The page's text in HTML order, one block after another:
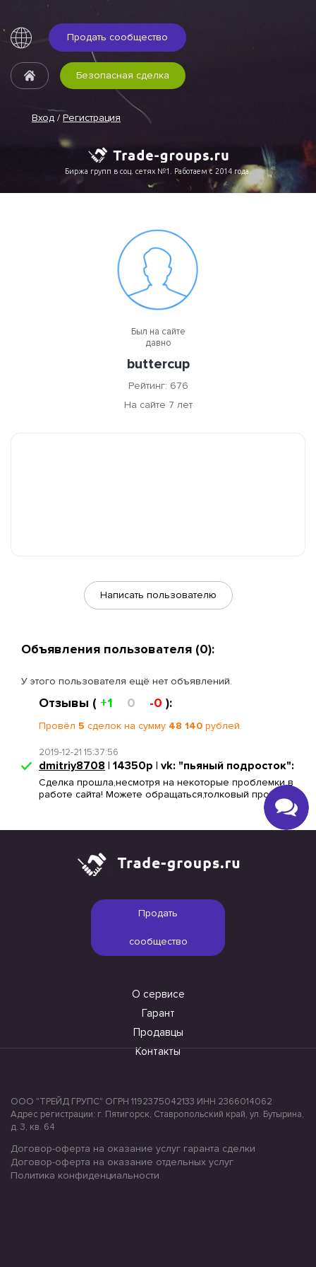
Продать сообщество
Вход / Регистрация
Безопасная сделка
Биржа групп в соц. сетях №1. Работаем с 2014 года.
Был на сайте
давно
buttercup
Рейтинг: 676
На сайте 7 лет
Написать пользователю
Объявления пользователя (0):
У этого пользователя ещё нет объявлений.
Отзывы ( +1 0 -0 ):
Провёл 5 сделок на сумму 48 140 рублей.
2019-12-21 15:37:56
dmitriy8708 | 14350р | vk: "пьяный подросток":
Сделка прошла,несмотря на некоторые проблемки в
работе сайта! Можете обращаться,толковый продавец)
Продать
сообщество
О сервисе
Гарант
Продавцы
Контакты
ООО "ТРЕЙД ГРУПС" ОГРН 1192375042133 ИНН 2366014062
Адрес регистрации: г. Пятигорск, Ставропольский край, ул. Бутырина,
д. 3, кв. 64
Договор-оферта на оказание услуг гаранта сделки
Договор-оферта на оказание отдельных услуг
Политика конфиденциальности